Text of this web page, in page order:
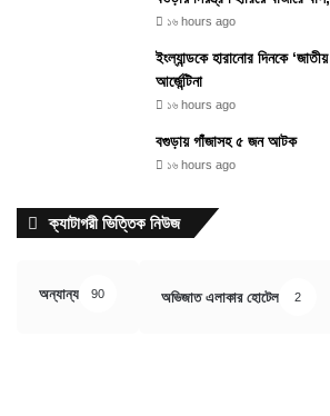
১৬ hours ago
ইংল্যান্ডকে হারানোর দিনকে
আর্জেন্টিনা
১৬ hours ago
বগুড়ায় গাঁজাসহ ৫ জন আটক
১৬ hours ago
ক্যাটাগরী ভিত্তিক নিউজ
অন্যান্য 90 অভিজাত এলাকার হোটেল 2